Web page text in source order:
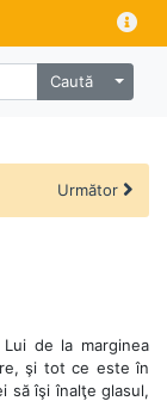
Caută
Următor
de la marginea
şi tot ce este în
să îşi înalţe glasul,